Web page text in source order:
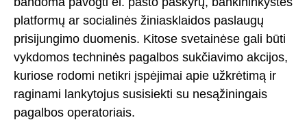
platformų ar socialinės žiniasklaidos paslaugų
prisijungimo duomenis. Kitose svetainėse gali būti
vykdomos techninės pagalbos sukčiavimo akcijos,
kuriose rodomi netikri įspėjimai apie užkrėtimą ir
raginami lankytojus susisiekti su nesąžiningais
pagalbos operatoriais.